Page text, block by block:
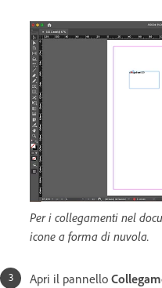
Per i collegamenti nel
icone a forma di nuvola.
Apri il pannello